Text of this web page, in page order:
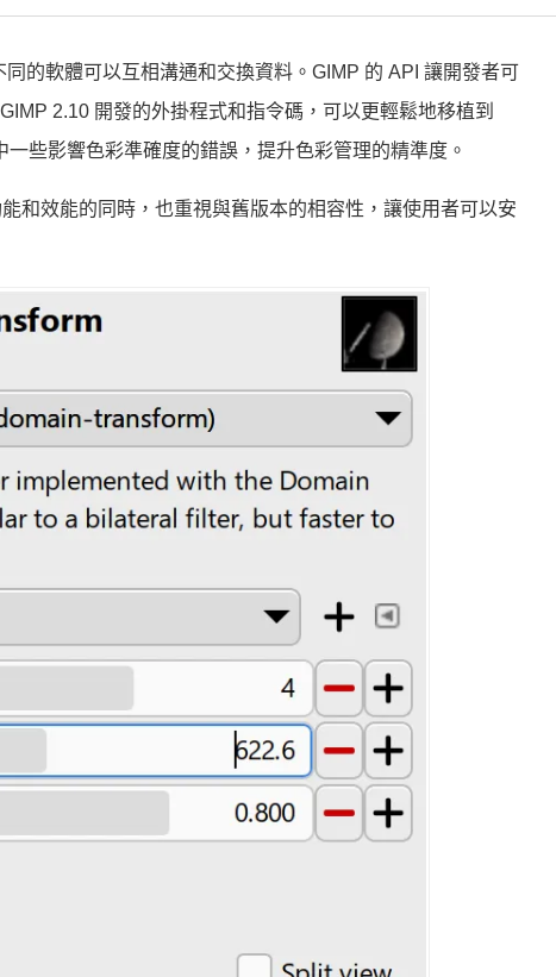
的軟體可以互相溝通和交換資料。GIMP 的 API 讓開發者可
2.10 開發的外掛程式和指令碼，可以更輕鬆地移植到
些影響色彩準確度的錯誤，提升色彩管理的精準度。
和效能的同時，也重視與舊版本的相容性，讓使用者可以安